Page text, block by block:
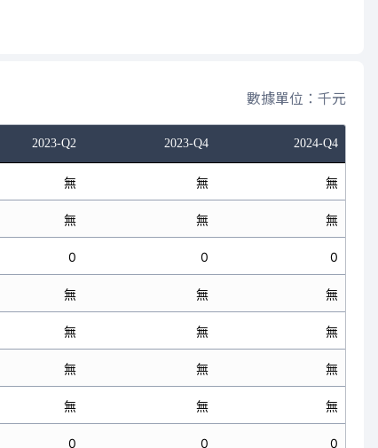
數據單位：千元
2023-Q2 2023-Q4 2024-Q4
無 無 無
無 無 無
0 0 0
無 無 無
無 無 無
無 無 無
無 無 無
0 0 0